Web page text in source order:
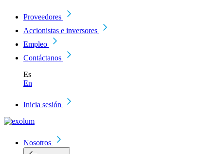
Proveedores
Accionistas e inversores
Empleo
Contáctanos
Es
En
Inicia sesión
Nosotros